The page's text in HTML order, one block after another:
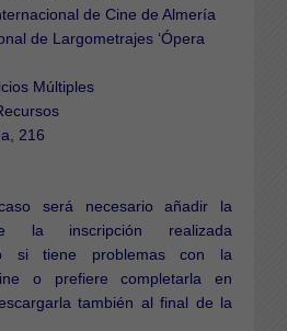
de Cine de Almería
de Largometrajes ‘Ópera
Múltiples
216
será necesario añadir la
la inscripción realizada
si tiene problemas con la
o prefiere completarla en
también al final de la